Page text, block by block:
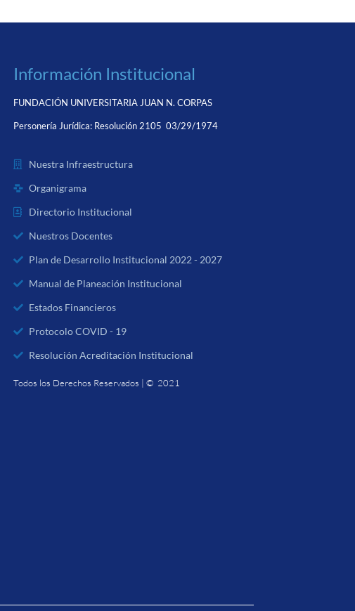
Información Institucional
FUNDACIÓN UNIVERSITARIA JUAN N. CORPAS
Personería Jurídica: Resolución 2105 03/29/1974
Nuestra Infraestructura
Organigrama
Directorio Institucional
Nuestros Docentes
Plan de Desarrollo Institucional 2022 - 2027
Manual de Planeación Institucional
Estados Financieros
Protocolo COVID - 19
Resolución Acreditación Institucional
Todos los Derechos Reservados | © 2021